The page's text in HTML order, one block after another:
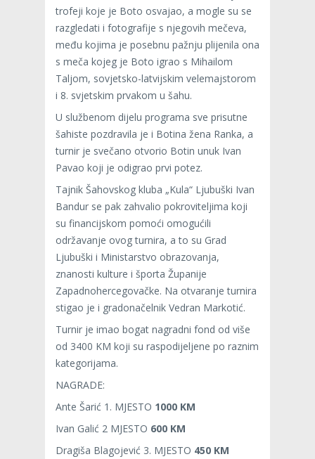
trofeji koje je Boto osvajao, a mogle su se
razgledati i fotografije s njegovih mečeva,
među kojima je posebnu pažnju plijenila ona
s meča kojeg je Boto igrao s Mihailom
Taljom, sovjetsko-latvijskim velemajstorom
i 8. svjetskim prvakom u šahu.
U službenom dijelu programa sve prisutne
šahiste pozdravila je i Botina žena Ranka, a
turnir je svečano otvorio Botin unuk Ivan
Pavao koji je odigrao prvi potez.
Tajnik Šahovskog kluba „Kula“ Ljubuški Ivan
Bandur se pak zahvalio pokroviteljima koji
su financijskom pomoći omogućili
održavanje ovog turnira, a to su Grad
Ljubuški i Ministarstvo obrazovanja,
znanosti kulture i športa Županije
Zapadnohercegovačke. Na otvaranje turnira
stigao je i gradonačelnik Vedran Markotić.
Turnir je imao bogat nagradni fond od više
od 3400 KM koji su raspodijeljene po raznim
kategorijama.
NAGRADE:
Ante Šarić 1. MJESTO 1000 KM
Ivan Galić 2 MJESTO 600 KM
Dragiša Blagojević 3. MJESTO 450 KM